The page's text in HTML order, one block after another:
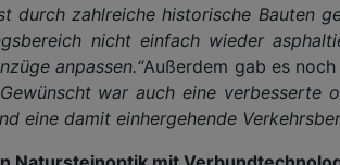
durch zahlreiche historische Bauten
nicht einfach wieder
anpassen.“Außerdem gab es
war auch eine verbesserte
eine damit einhergehende